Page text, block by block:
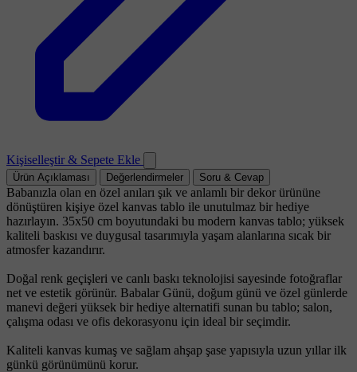
Kişiselleştir & Sepete Ekle
Ürün Açıklaması Değerlendirmeler Soru & Cevap
Babanızla olan en özel anıları şık ve anlamlı bir dekor ürününe
dönüştüren kişiye özel kanvas tablo ile unutulmaz bir hediye
hazırlayın. 35x50 cm boyutundaki bu modern kanvas tablo; yüksek
kaliteli baskısı ve duygusal tasarımıyla yaşam alanlarına sıcak bir
atmosfer kazandırır.
Doğal renk geçişleri ve canlı baskı teknolojisi sayesinde fotoğraflar
net ve estetik görünür. Babalar Günü, doğum günü ve özel günlerde
manevi değeri yüksek bir hediye alternatifi sunan bu tablo; salon,
çalışma odası ve ofis dekorasyonu için ideal bir seçimdir.
Kaliteli kanvas kumaş ve sağlam ahşap şase yapısıyla uzun yıllar ilk
günkü görünümünü korur.